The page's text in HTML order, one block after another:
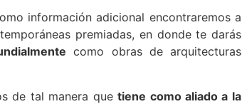
información adicional encontraremos a
premiadas, en donde te darás
como obras de arquitecturas
de tal manera quetiene como aliado a la